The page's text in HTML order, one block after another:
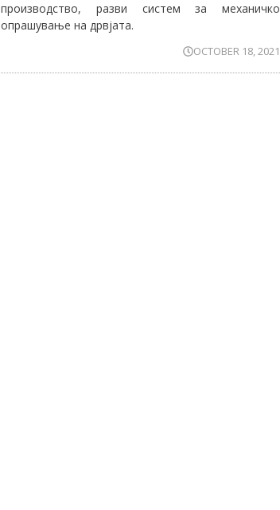
производство, разви систем за механичко
опрашување на дрвјата.
OCTOBER 18, 2021